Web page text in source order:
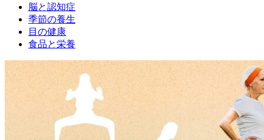
脳と認知症
季節の養生
目の健康
食品と栄養